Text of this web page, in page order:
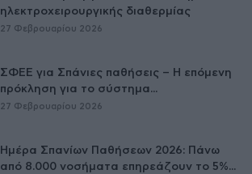
ηλεκτροχειρουργικής διαθερμίας
27 Φεβρουαρίου 2026
ΣΦΕΕ για Σπάνιες παθήσεις – Η επόμενη
πρόκληση για το σύστημα...
27 Φεβρουαρίου 2026
Ημέρα Σπανίων Παθήσεων 2026: Πάνω
από 8.000 νοσήματα επηρεάζουν το 5%...